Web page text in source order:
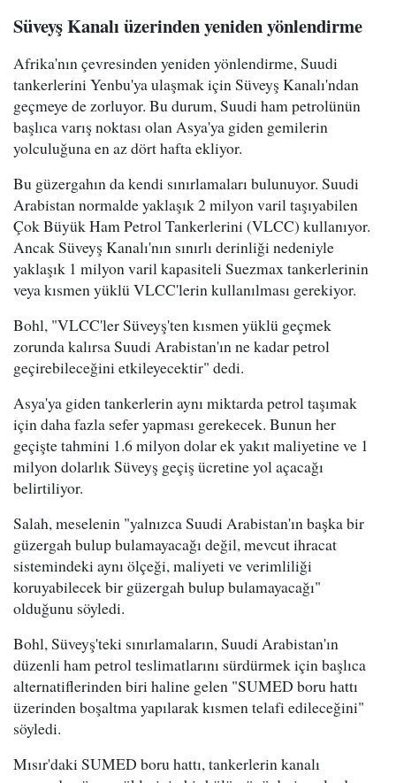
Süveyş Kanalı üzerinden yeniden yönlendirme
Afrika'nın çevresinden yeniden yönlendirme, Suudi
tankerlerini Yenbu'ya ulaşmak için Süveyş Kanalı'ndan
geçmeye de zorluyor. Bu durum, Suudi ham petrolünün
başlıca varış noktası olan Asya'ya giden gemilerin
yolculuğuna en az dört hafta ekliyor.
Bu güzergahın da kendi sınırlamaları bulunuyor. Suudi
Arabistan normalde yaklaşık 2 milyon varil taşıyabilen
Çok Büyük Ham Petrol Tankerlerini (VLCC) kullanıyor.
Ancak Süveyş Kanalı'nın sınırlı derinliği nedeniyle
yaklaşık 1 milyon varil kapasiteli Suezmax tankerlerinin
veya kısmen yüklü VLCC'lerin kullanılması gerekiyor.
Bohl, "VLCC'ler Süveyş'ten kısmen yüklü geçmek
zorunda kalırsa Suudi Arabistan'ın ne kadar petrol
geçirebileceğini etkileyecektir" dedi.
Asya'ya giden tankerlerin aynı miktarda petrol taşımak
için daha fazla sefer yapması gerekecek. Bunun her
geçişte tahmini 1.6 milyon dolar ek yakıt maliyetine ve 1
milyon dolarlık Süveyş geçiş ücretine yol açacağı
belirtiliyor.
Salah, meselenin "yalnızca Suudi Arabistan'ın başka bir
güzergah bulup bulamayacağı değil, mevcut ihracat
sistemindeki aynı ölçeği, maliyeti ve verimliliği
koruyabilecek bir güzergah bulup bulamayacağı"
olduğunu söyledi.
Bohl, Süveyş'teki sınırlamaların, Suudi Arabistan'ın
düzenli ham petrol teslimatlarını sürdürmek için başlıca
alternatiflerinden biri haline gelen "SUMED boru hattı
üzerinden boşaltma yapılarak kısmen telafi edileceğini"
söyledi.
Mısır'daki SUMED boru hattı, tankerlerin kanalı